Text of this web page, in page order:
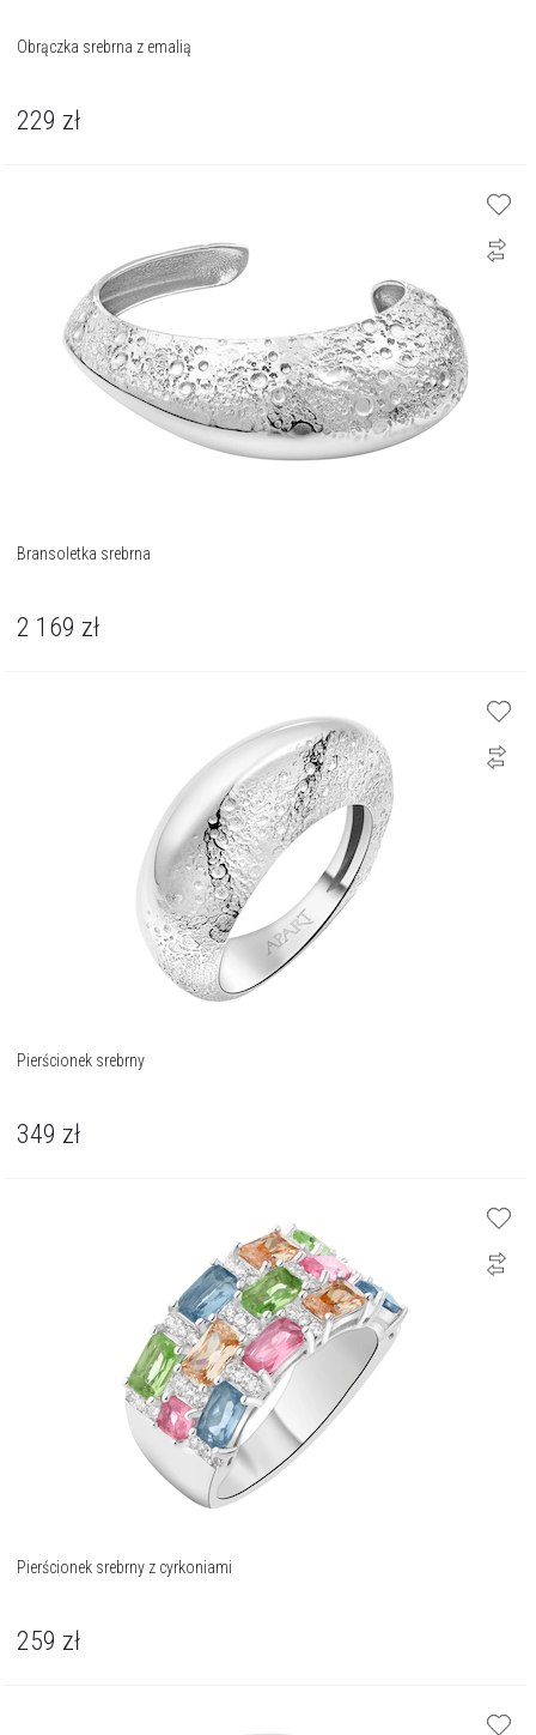
Obrączka srebrna z emalią
229 zł
Bransoletka srebrna
2 169 zł
Pierścionek srebrny
349 zł
Pierścionek srebrny z cyrkoniami
259 zł